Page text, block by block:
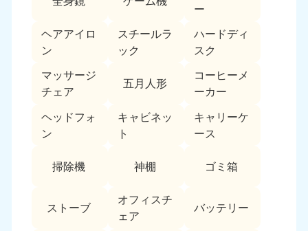
ー
ヘアアイロ
ン
スチールラ
ック
ハードディ
スク
マッサージ
チェア
五月人形
コーヒーメ
ーカー
ヘッドフォ
ン
キャビネッ
ト
キャリーケ
ース
掃除機 神棚 ゴミ箱
ストーブ
オフィスチ
ェア
バッテリー
050-1881-5271
9:00〜19:00 年中無休
関東
050-1881-5265
9:00〜19:00 年中無休
050-1881-5264
9:00〜19:00 年中無休
千葉県
9:00〜19:00 年中無休
埼玉県
9:00〜19:00 年中無休